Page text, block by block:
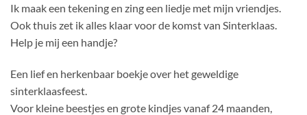
Ik maak een tekening en zing een liedje met mijn vriendjes.
Ook thuis zet ik alles klaar voor de komst van Sinterklaas.
Help je mij een handje?
Een lief en herkenbaar boekje over het geweldige
sinterklaasfeest.
Voor kleine beestjes en grote kindjes vanaf 24 maanden,